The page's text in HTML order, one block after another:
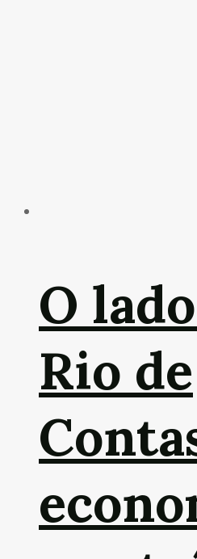
O
Rio de